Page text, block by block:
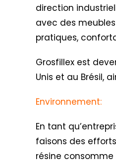
direction
avec des
pratiques,
Grosfillex est
Unis et au Brésil,
Environnement:
En tant
faisons des
résine